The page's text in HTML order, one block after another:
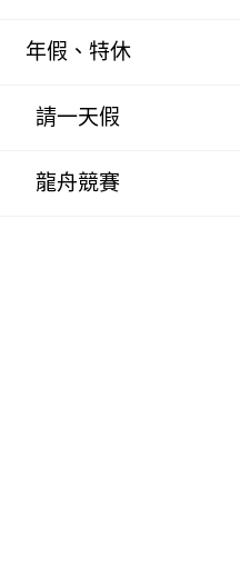
年假、特休
請一天假
龍舟競賽